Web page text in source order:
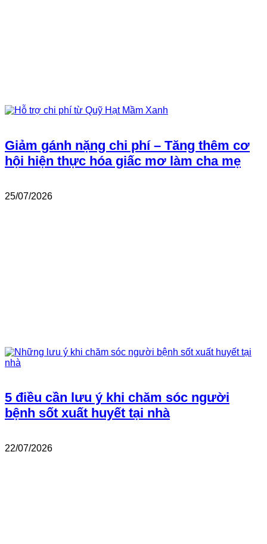
Giảm gánh nặng chi phí – Tăng thêm cơ
hội hiện thực hóa giấc mơ làm cha mẹ
25/07/2026
5 điều cần lưu ý khi chăm sóc người
bệnh sốt xuất huyết tại nhà
22/07/2026